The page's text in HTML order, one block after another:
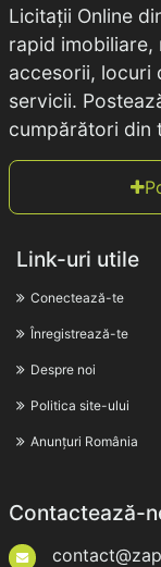
Licitații Online
rapid imobiliare,
accesorii, locuri
servicii.
cumpărători din
Link-uri utile
Conectează-te
Înregistrează-te
Despre noi
Politica site-ului
Anunțuri România
Contactează-